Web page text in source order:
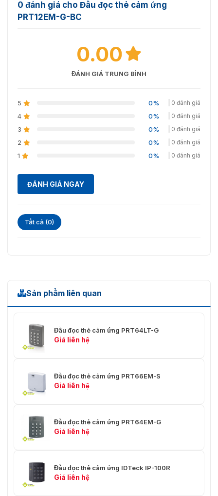
0 đánh giá cho Đầu đọc thẻ cảm ứng
PRT12EM-G-BC
0.00
ĐÁNH GIÁ TRUNG BÌNH
5 0% | 0 đánh giá
4 0% | 0 đánh giá
3 0% | 0 đánh giá
2 0% | 0 đánh giá
1 0% | 0 đánh giá
ĐÁNH GIÁ NGAY
Tất cả (0)
Sản phẩm liên quan
Đầu đọc thẻ cảm ứng PRT64LT-G
Giá liên hệ
Đầu đọc thẻ cảm ứng PRT66EM-S
Giá liên hệ
Đầu đọc thẻ cảm ứng PRT64EM-G
Giá liên hệ
Đầu đọc thẻ cảm ứng IDTeck IP-100R
Giá liên hệ